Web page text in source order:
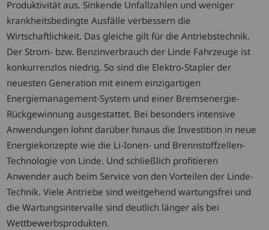
Produktivität aus. Sinkende Unfallzahlen und weniger
krankheitsbedingte Ausfälle verbessern die
Wirtschaftlichkeit. Das gleiche gilt für die Antriebstechnik.
Der Strom- bzw. Benzinverbrauch der Linde Fahrzeuge ist
konkurrenzlos niedrig. So sind die Elektro-Stapler der
neuesten Generation mit einem einzigartigen
Energiemanagement-System und einer Bremsenergie-
Rückgewinnung ausgestattet. Bei besonders intensive
Anwendungen lohnt darüber hinaus die Investition in neue
Energiekonzepte wie die Li-Ionen- und Brennstoffzellen-
Technologie von Linde. Und schließlich profitieren
Anwender auch beim Service von den Vorteilen der Linde-
Technik. Viele Antriebe sind weitgehend wartungsfrei und
die Wartungsintervalle sind deutlich länger als bei
Wettbewerbsprodukten.